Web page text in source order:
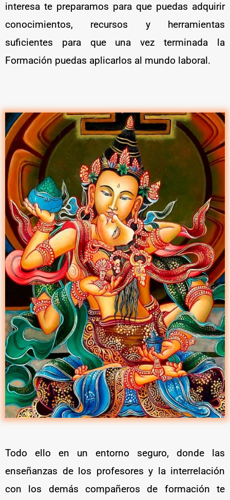
interesa te preparamos para que puedas adquirir
conocimientos, recursos y herramientas
suficientes para que una vez terminada la
Formación puedas aplicarlos al mundo laboral.
Todo ello en un entorno seguro, donde las
enseñanzas de los profesores y la interrelación
con los demás compañeros de formación te